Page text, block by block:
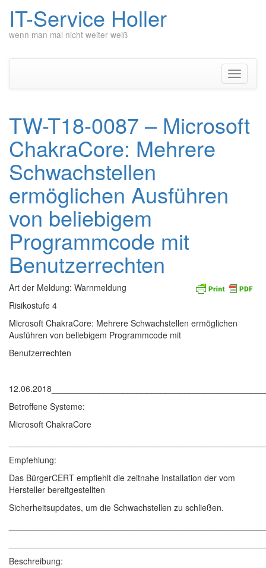
IT-Service Holler
wenn man mal nicht weiter weiß
TW-T18-0087 – Microsoft
ChakraCore: Mehrere
Schwachstellen
ermöglichen Ausführen
von beliebigem
Programmcode mit
Benutzerrechten
Art der Meldung: Warnmeldung
Risikostufe 4
Microsoft ChakraCore: Mehrere Schwachstellen ermöglichen
Ausführen von beliebigem Programmcode mit
Benutzerrechten
Betroffene Systeme:
Microsoft ChakraCore
Empfehlung:
Das BürgerCERT empfiehlt die zeitnahe Installation der vom
Hersteller bereitgestellten
Sicherheitsupdates, um die Schwachstellen zu schließen.
Beschreibung: